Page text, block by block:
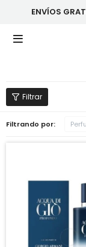
ENVÍOS

Filtrando por: